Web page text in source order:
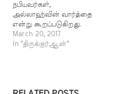
இச்சொல்லுக்கு "என்னை
மரணிக்கச் செய்தபோது'
என்று பொருள்
கொள்வதா? "என்னைக்
கைப்பற்றியபோது' என்று
நபியவர்கள்,
அல்லாஹ்வின் வார்த்தை
என்று கூறப்படுகிறது.
4:171, 15:29, 21:91, 66:12
ஆகிய வசனங்களில் ஈஸா
March 20, 2017
In "திருக்குர்ஆன்"